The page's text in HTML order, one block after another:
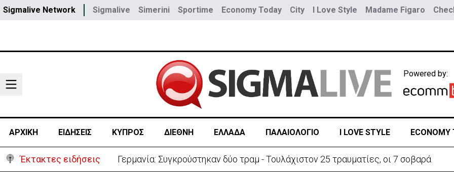
Sigmalive Network Sigmalive Simerini Sportime Economy Today City I Love Style Madame Figaro
Powered by:
ΑΡΧΙΚΗ ΕΙΔΗΣΕΙΣ ΚΥΠΡΟΣ ΔΙΕΘΝΗ ΕΛΛΑΔΑ ΠΑΛΑΙΟΛΟΓΙΟ I LOVE STYLE ECONOMY
Έκτακτες ειδήσεις Γερμανία: Συγκρούστηκαν δύο τραμ - Τουλάχιστον 25 τραυματίες, οι 7 σοβαρά